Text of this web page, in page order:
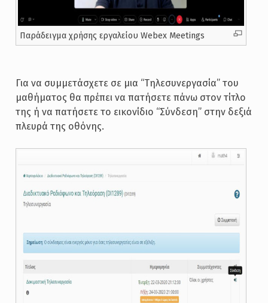
Παράδειγμα χρήσης εργαλείου Webex Meetings
Για να συμμετάσχετε σε μια “Tηλεσυνεργασία” του
μαθήματος θα πρέπει να πατήσετε πάνω στον τίτλο
της ή να πατήσετε το εικονίδιο “Σύνδεση” στην δεξιά
πλευρά της οθόνης.